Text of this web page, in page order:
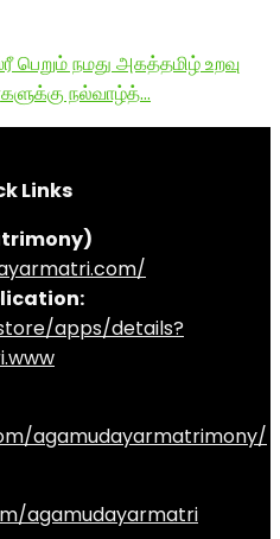
பெறும் நமது அகத்தமிழ் உறவு
நல்வாழ்த்…
Links
apps/details?
agamudayarmatrimony/
agamudayarmatri